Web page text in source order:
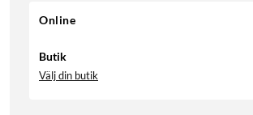
Online
Butik
Välj din butik